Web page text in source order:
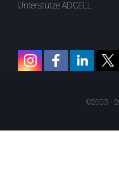
Unterstütze ADCELL
©2003 -